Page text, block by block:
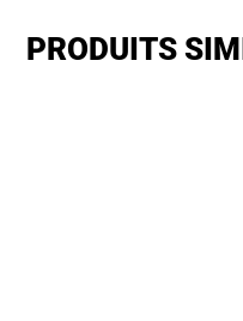
PRODUITS